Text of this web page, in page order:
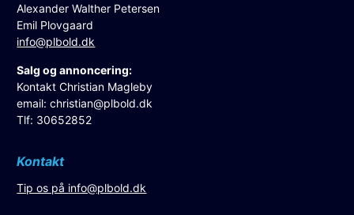
Alexander Walther Petersen
Emil Plovgaard
info@plbold.dk
Salg og annoncering:
Kontakt Christian Magleby
email:christian@plbold.dk
Tlf: 30652852
Kontakt
Tip os på info@plbold.dk